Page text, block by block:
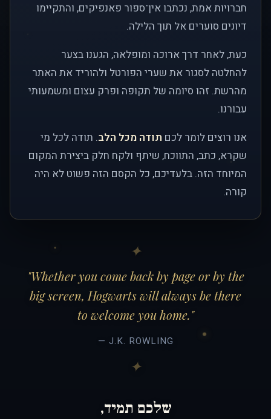
חברויות אמת, נכתבו אין־ספור פאנפיקים, והתקיימו
דיונים סוערים אל תוך הלילה.
כעת, לאחר דרך ארוכה ומופלאה, הגענו בצער
להחלטה לסגור את שערי הפורטל ולהוריד את האתר
מהרשת. זהו סיומה של תקופה ופרק עצום ומשמעותי
עבורנו.
אנו רוצים לומר לכם תודה מכל הלב. תודה לכל מי
שקרא, כתב, התווכח, שיתף ולקח חלק ביצירת המקום
המיוחד הזה. בלעדיכם, כל הקסם הזה פשוט לא היה
קורה.
"Whether you come back by page or by the
big screen, Hogwarts will always be there
to welcome you home."
— J.K. ROWLING
שלכם תמיד,